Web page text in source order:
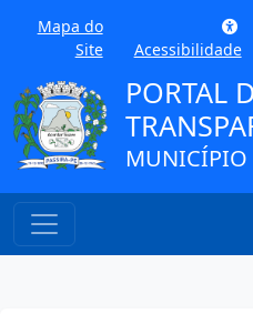
Mapa do
Site
Acessibilidade
PORTAL
MUNICÍPIO